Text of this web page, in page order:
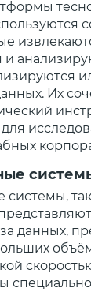
и
Их
данных,
специально